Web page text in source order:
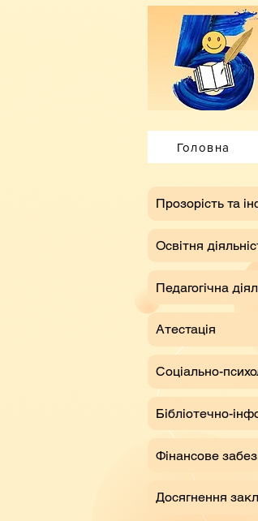
Головна
​Прозорість та
Освітня
Педагогічна
Атестація
Соціально-
Бібліотечно-
Фінансове
Досягнення